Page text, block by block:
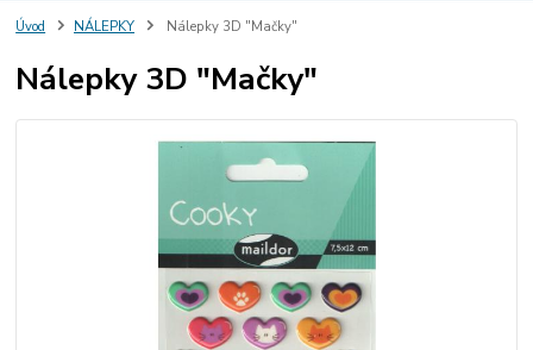
Úvod NÁLEPKY Nálepky 3D "Mačky"
Nálepky 3D "Mačky"